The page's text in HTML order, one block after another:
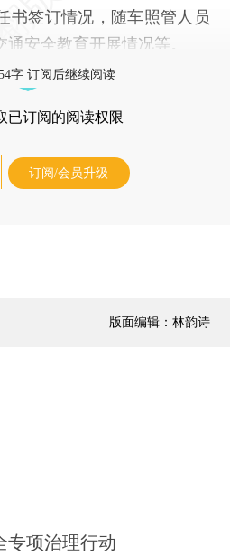
书签订情况，随车照管人员
安全教育开展情况等。
字 订阅后继续阅读
已订阅的阅读权限
订阅/会员升级
版面编辑：林韵诗
专项治理行动